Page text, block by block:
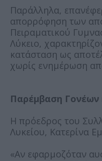
Παράλληλα,
απορρόφηση των
Πειραματικού
Λύκειο,
κατάσταση ως
χωρίς ενημέρωση
Παρέμβαση Γονέων
Η πρόεδρος του
Λυκείου, Κατερίνα
«Αν εφαρμοζόταν